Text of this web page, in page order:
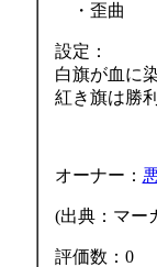
・歪曲
設定：
白旗が血に
紅き旗は勝
オーナー：
(出典：マー
評価数：0